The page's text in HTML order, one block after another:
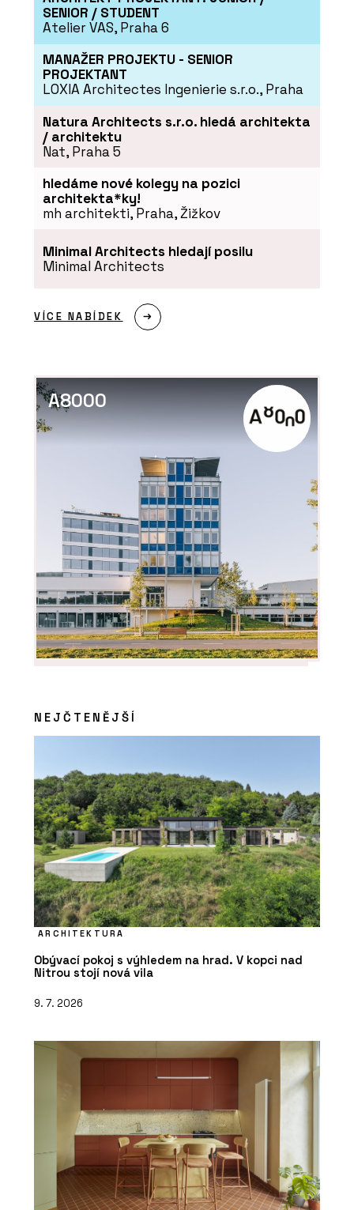
SENIOR / STUDENT
Atelier VAS, Praha 6
MANAŽER PROJEKTU - SENIOR
PROJEKTANT
LOXIA Architectes Ingenierie s.r.o., Praha
Natura Architects s.r.o. hledá architekta
/ architektu
Nat, Praha 5
hledáme nové kolegy na pozici
architekta*ky!
mh architekti, Praha, Žižkov
Minimal Architects hledají posilu
Minimal Architects
VÍCE NABÍDEK
A8000
NEJČTENĚJŠÍ
ARCHITEKTURA
Obývací pokoj s výhledem na hrad. V kopci nad
Nitrou stojí nová vila
9. 7. 2026